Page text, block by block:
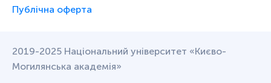
Публічна оферта
2019-2025 Національний університет «Києво-
Могилянська академія»